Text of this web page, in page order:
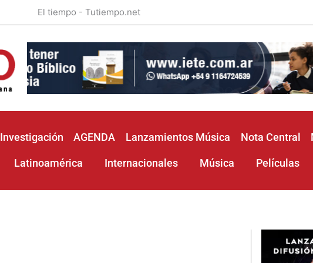
El tiempo - Tutiempo.net
Investigación AGENDA Lanzamientos Música Nota Central
Latinoamérica Internacionales Música Películas